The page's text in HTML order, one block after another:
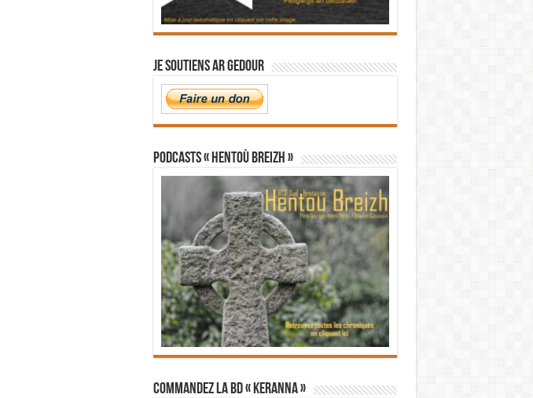
Je soutiens Ar Gedour
PODCASTS « Hentoù Breizh »
Commandez la BD « Keranna »